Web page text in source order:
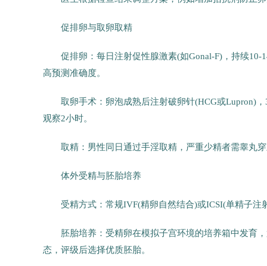
促排卵与取卵取精
促排卵：每日注射促性腺激素(如Gonal-F)，持续
高预测准确度。
取卵手术：卵泡成熟后注射破卵针(HCG或Lupron)
观察2小时。
取精：男性同日通过手淫取精，严重少精者需睾丸穿
体外受精与胚胎培养
受精方式：常规IVF(精卵自然结合)或ICSI(单精子注
胚胎培养：受精卵在模拟子宫环境的培养箱中发育
态，评级后选择优质胚胎。